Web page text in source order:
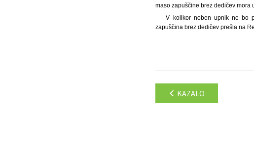
maso zapuščine brez dedičev mora
V kolikor noben upnik ne bo
zapuščina brez dedičev prešla na
KAZALO